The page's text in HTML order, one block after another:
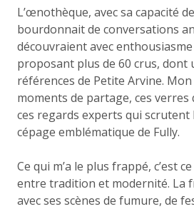
L’œnothèque, avec sa capacité
bourdonnait de conversations
découvraient avec
proposant plus de 60 crus, dont
références de Petite Arvine.
moments de partage, ces verres
ces regards experts qui scrutent
cépage emblématique de Fully.
Ce qui m’a le plus frappé, c’est
entre tradition et modernité. La
avec ses scènes de fumure, de